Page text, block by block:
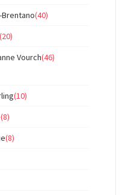
Brentano(40)
(20)
Vourch(46)
(10)
(8)
(8)